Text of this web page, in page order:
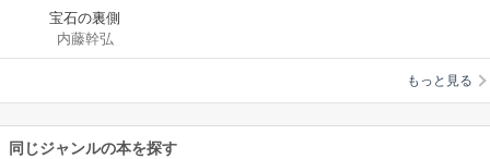
宝石の裏側
内藤幹弘
もっと見る
同じジャンルの本を探す